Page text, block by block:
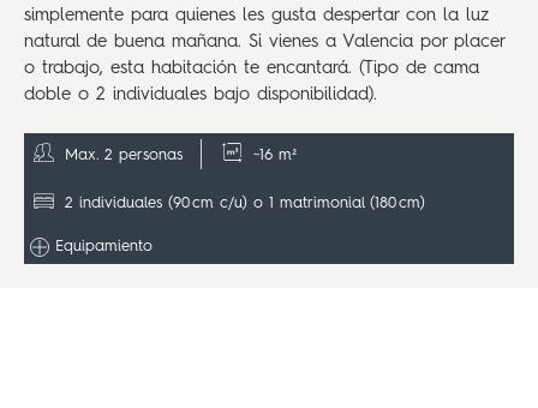
simplemente para quienes les gusta despertar con la luz
natural de buena mañana. Si vienes a Valencia por placer
o trabajo, esta habitación te encantará. (Tipo de cama
doble o 2 individuales bajo disponibilidad).
Max. 2 personas ~16 m²
2 individuales (90 cm c/u) o 1 matrimonial (180 cm)
Equipamiento